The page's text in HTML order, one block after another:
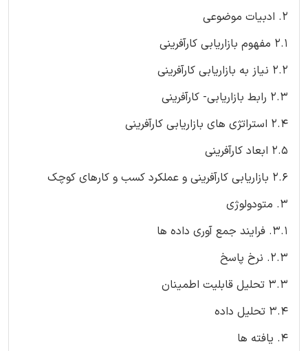
2. ادبیات موضوعی
2.1 مفهوم بازاریابی کارآفرینی
2.2 نیاز به بازاریابی کارآفرینی
2.3 رابط بازاریابی- کارآفرینی
2.4 استراتژی های بازاریابی کارآفرینی
2.5 ابعاد کارآفرینی
2.6 بازاریابی کارآفرینی و عملکرد کسب و کارهای کوچک
3. متودولوژی
3.1. فرایند جمع آوری داده ها
2.3. نرخ پاسخ
3.3 تحلیل قابلیت اطمینان
3.4 تحلیل داده
4. یافته ها